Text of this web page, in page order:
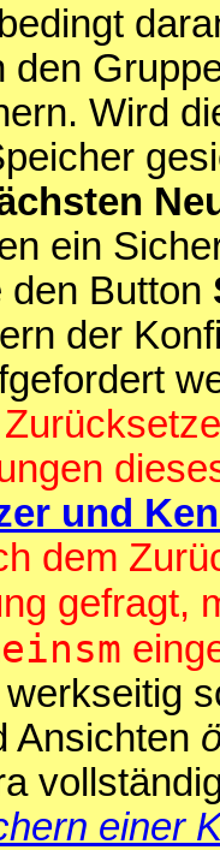
den
Wird
ein
den Button
der
und
dem
gefragt,
Ansichten
einer